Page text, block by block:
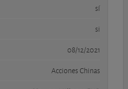
sí
si
08/12/2021
Acciones Chinas